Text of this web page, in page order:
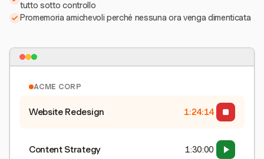
tutto sotto controllo
Promemoria amichevoli perché nessuna ora venga dimenticata
ACME CORP
Website Redesign 1:24:15
Content Strategy 1:30:00